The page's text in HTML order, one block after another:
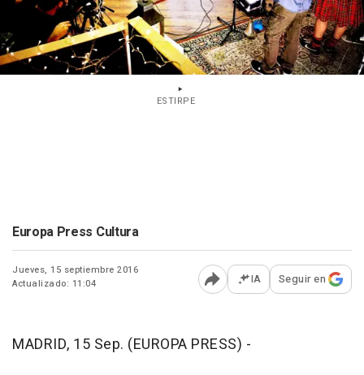
ESTIRPE
Europa Press Cultura
Jueves, 15 septiembre 2016
Actualizado: 11:04
Abrir opciones para
IA Seguir en
MADRID, 15 Sep. (EUROPA PRESS) -